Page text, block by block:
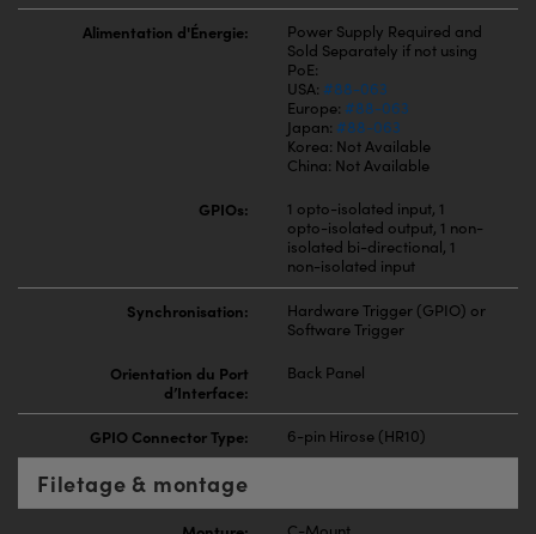
Alimentation d'Énergie:
Power Supply Required and
Sold Separately if not using
PoE:
USA: #88-063
Europe: #88-063
Japan: #88-063
Korea: Not Available
China: Not Available
GPIOs:
1 opto-isolated input, 1
opto-isolated output, 1 non-
isolated bi-directional, 1
non-isolated input
Synchronisation:
Hardware Trigger (GPIO) or
Software Trigger
Orientation du Port
d’Interface:
Back Panel
GPIO Connector Type: 6-pin Hirose (HR10)
Filetage & montage